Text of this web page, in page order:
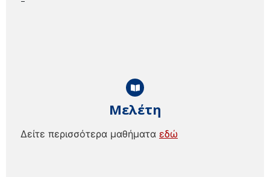
Μελέτη
Δείτε περισσότερα μαθήματα εδώ